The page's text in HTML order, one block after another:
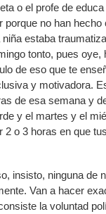
o el profe de
porque no han hecho
estaba
tonto, pues oye,
de eso que te
y motivadora.
de esa semana y
y el martes y el
2 o 3 horas en que
insisto, ninguna de
Van a hacer
la voluntad